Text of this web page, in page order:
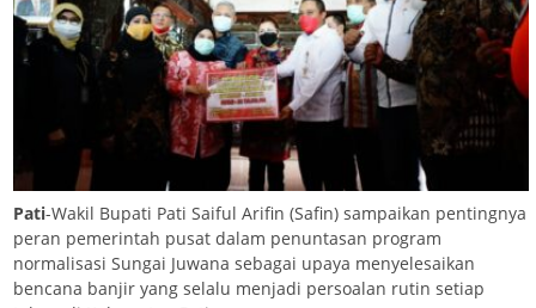
Pati-Wakil Bupati Pati Saiful Arifin (Safin) sampaikan pentingnya
peran pemerintah pusat dalam penuntasan program
normalisasi Sungai Juwana sebagai upaya menyelesaikan
bencana banjir yang selalu menjadi persoalan rutin setiap